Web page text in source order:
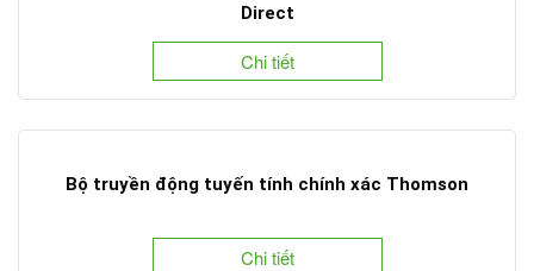
Direct
Chi tiết
Bộ truyền động tuyến tính chính xác Thomson
Chi tiết